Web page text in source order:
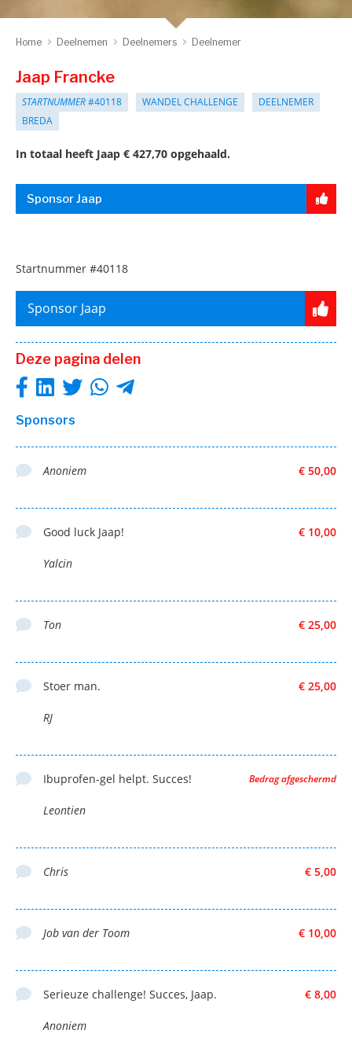
Home Deelnemen Deelnemers Deelnemer
Jaap Francke
STARTNUMMER#40118 WANDEL CHALLENGE
DEELNEMER
BREDA
In totaal heeft Jaap € 427,70 opgehaald.
Sponsor Jaap
Startnummer #40118
Sponsor Jaap
Deze pagina delen
Sponsors
€ 50,00
Anoniem
€ 10,00
Good luck Jaap!
Yalcin
€ 25,00
Ton
€ 25,00
Stoer man.
RJ
Bedrag afgeschermd
Ibuprofen-gel helpt. Succes!
Leontien
€ 5,00
Chris
€ 10,00
Job van der Toom
€ 8,00
Serieuze challenge! Succes, Jaap.
Anoniem